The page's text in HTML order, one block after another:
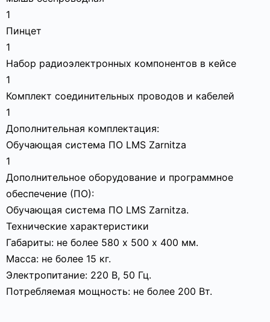
1
Пинцет
1
Набор радиоэлектронных компонентов в кейсе
1
Комплект соединительных проводов и кабелей
1
Дополнительная комплектация:
Обучающая система ПО LMS Zarnitza
1
Дополнительное оборудование и программное
обеспечение (ПО):
Обучающая система ПО LMS Zarnitza.
Технические характеристики
Габариты: не более 580 х 500 х 400 мм.
Масса: не более 15 кг.
Электропитание: 220 В, 50 Гц.
Потребляемая мощность: не более 200 Вт.